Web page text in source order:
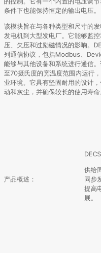
条件下也能保持恒定的输出电压。
该模块旨在与各种类型和尺寸的
发电机到大型发电厂。它能够监
压、欠压和过励磁情况的影响。
列通信协议，包括Modbus、
能够与其他设备和系统进行通信
至70摄氏度的宽温度范围内运行
业环境。它具有坚固耐用的设计
动和灰尘，并确保较长的使用寿命
产品概述：
供给
同步
提高
展。